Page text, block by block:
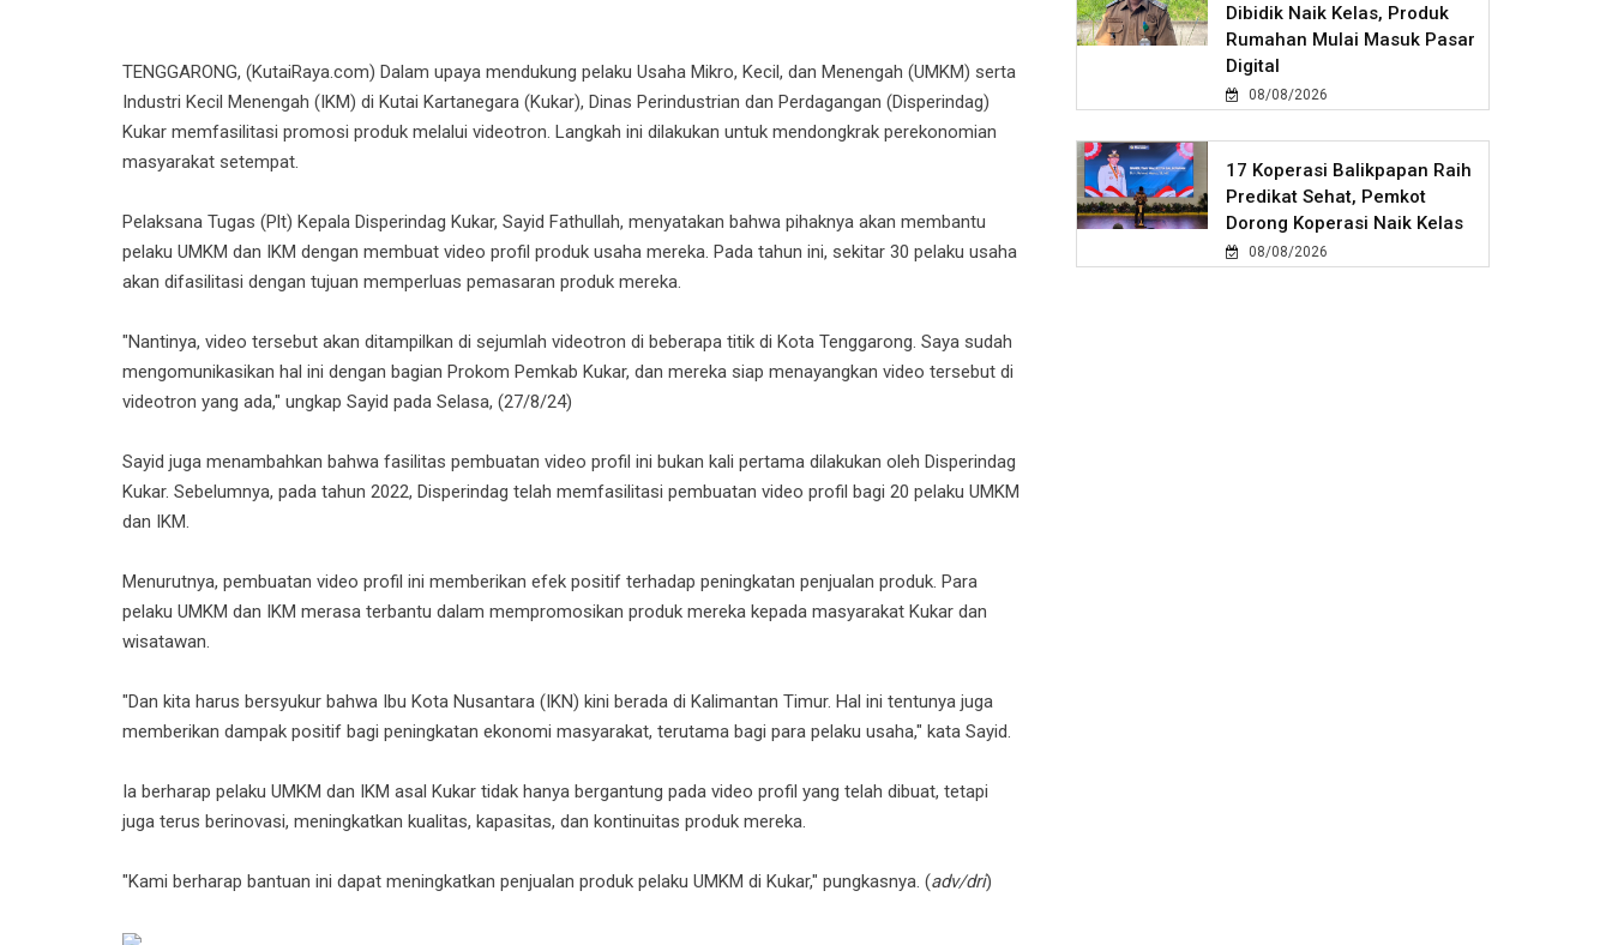
TENGGARONG, (KutaiRaya.com) Dalam upaya mendukung pelaku Usaha Mikro, Kecil, dan Menengah (UMKM) serta
Industri Kecil Menengah (IKM) di Kutai Kartanegara (Kukar), Dinas Perindustrian dan Perdagangan (Disperindag)
Kukar memfasilitasi promosi produk melalui videotron. Langkah ini dilakukan untuk mendongkrak perekonomian
masyarakat setempat.
Pelaksana Tugas (Plt) Kepala Disperindag Kukar, Sayid Fathullah, menyatakan bahwa pihaknya akan membantu
pelaku UMKM dan IKM dengan membuat video profil produk usaha mereka. Pada tahun ini, sekitar 30 pelaku usaha
akan difasilitasi dengan tujuan memperluas pemasaran produk mereka.
"Nantinya, video tersebut akan ditampilkan di sejumlah videotron di beberapa titik di Kota Tenggarong. Saya sudah
mengomunikasikan hal ini dengan bagian Prokom Pemkab Kukar, dan mereka siap menayangkan video tersebut di
videotron yang ada," ungkap Sayid pada Selasa, (27/8/24)
Sayid juga menambahkan bahwa fasilitas pembuatan video profil ini bukan kali pertama dilakukan oleh Disperindag
Kukar. Sebelumnya, pada tahun 2022, Disperindag telah memfasilitasi pembuatan video profil bagi 20 pelaku UMKM
dan IKM.
Menurutnya, pembuatan video profil ini memberikan efek positif terhadap peningkatan penjualan produk. Para
pelaku UMKM dan IKM merasa terbantu dalam mempromosikan produk mereka kepada masyarakat Kukar dan
wisatawan.
"Dan kita harus bersyukur bahwa Ibu Kota Nusantara (IKN) kini berada di Kalimantan Timur. Hal ini tentunya juga
memberikan dampak positif bagi peningkatan ekonomi masyarakat, terutama bagi para pelaku usaha," kata Sayid.
Ia berharap pelaku UMKM dan IKM asal Kukar tidak hanya bergantung pada video profil yang telah dibuat, tetapi
juga terus berinovasi, meningkatkan kualitas, kapasitas, dan kontinuitas produk mereka.
"Kami berharap bantuan ini dapat meningkatkan penjualan produk pelaku UMKM di Kukar," pungkasnya. (adv/dri)
Dibidik Naik Kelas, Produk
Rumahan Mulai Masuk Pasar
Digital
08/08/2026
17 Koperasi Balikpapan Raih
Predikat Sehat, Pemkot
Dorong Koperasi Naik Kelas
08/08/2026